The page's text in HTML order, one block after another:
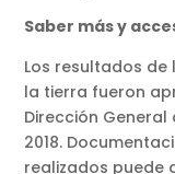
Saber más y
Los resultados de
la tierra fueron
Dirección
2018.
realizados puede